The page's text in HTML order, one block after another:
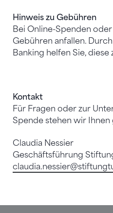
Hinweis zu Gebühren
Bei Online-Spenden
Gebühren anfallen.
Banking helfen Sie, diese
Kontakt
Für Fragen oder zur
Spende stehen wir
Claudia Nessier
Geschäftsführung
claudia.nessier